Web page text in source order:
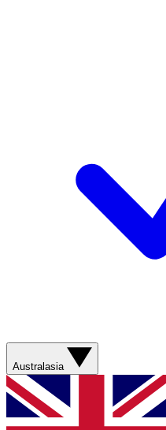
Australasia